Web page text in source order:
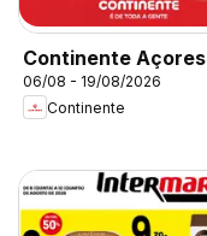
Continente Açores
06/08 - 19/08/2026
Continente